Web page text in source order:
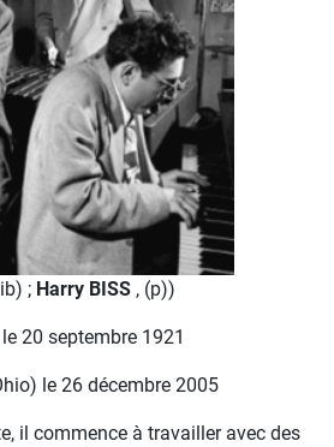
; Harry BISS , (p))
20 septembre 1921
le 26 décembre 2005
il commence à travailler avec des